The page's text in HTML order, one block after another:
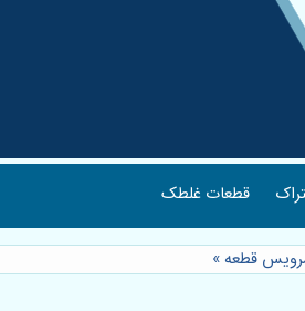
قطعات غلطک
»